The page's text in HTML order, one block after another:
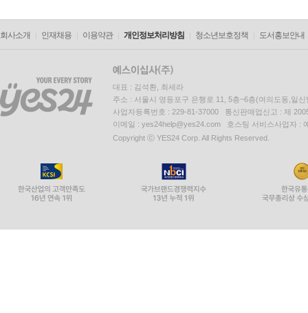
회사소개 인재채용 이용약관 개인정보처리방침 청소년보호정책 도서홍보안내
대표 : 김석환, 최세라
주소 : 서울시 영등포구 은행로 11, 5층~6층(여의도동,일신
사업자등록번호 : 229-81-37000 통신판매업신고 : 제
이메일 : yes24help@yes24.com 호스팅 서비스사업자 :
Copyright ⓒ YES24 Corp. All Rights Reserved.